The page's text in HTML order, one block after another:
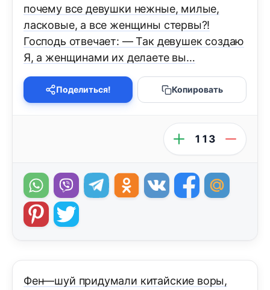
почему все девушки нежные, милые,
ласковые, а все женщины стервы?!
Господь отвечает: — Так девушек создаю
Я, а женщинами их делаете вы…
Поделиться! Копировать
113
Фен—шуй придумали китайские воры,